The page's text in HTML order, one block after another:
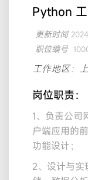
Python
更新时间
职位编号
工作地区：
岗位职责：
1、负责公司
户端应用的
功能设计；
2、设计与实